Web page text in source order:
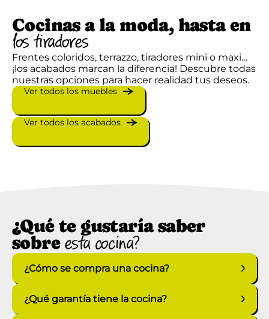
Cocinas a la moda, hasta en
los tiradores
Frentes coloridos, terrazzo, tiradores mini o maxi…
¡los acabados marcan la diferencia! Descubre todas
nuestras opciones para hacer realidad tus deseos.
Ver todos los muebles
Ver todos los acabados
¿Qué te gustaría saber
sobre esta cocina?
¿Cómo se compra una cocina?
¿Qué garantía tiene la cocina?